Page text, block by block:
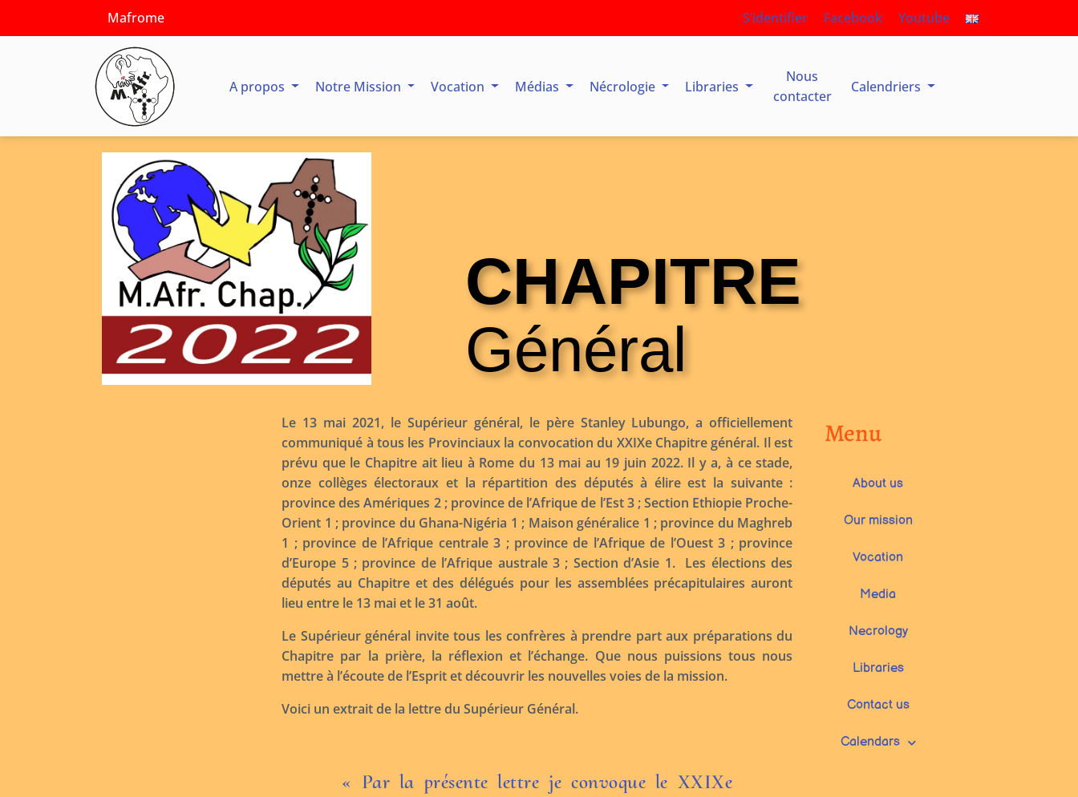
Mafrome S’identifier Facebook Youtube
A propos Notre Mission Vocation Médias Nécrologie Libraries
Nous
contacter
Calendriers
Général
CHAPITRE
Le 13 mai 2021, le Supérieur général, le père Stanley Lubungo, a officiellement
communiqué à tous les Provinciaux la convocation du XXIXe Chapitre général. Il est
prévu que le Chapitre ait lieu à Rome du 13 mai au 19 juin 2022. Il y a, à ce stade,
onze collèges électoraux et la répartition des députés à élire est la suivante :
province des Amériques 2 ; province de l’Afrique de l’Est 3 ; Section Ethiopie Proche-
Orient 1 ; province du Ghana-Nigéria 1 ; Maison généralice 1 ; province du Maghreb
1 ; province de l’Afrique centrale 3 ; province de l’Afrique de l’Ouest 3 ; province
d’Europe 5 ; province de l’Afrique australe 3 ; Section d’Asie 1. Les élections des
députés au Chapitre et des délégués pour les assemblées précapitulaires auront
lieu entre le 13 mai et le 31 août.
Le Supérieur général invite tous les confrères à prendre part aux préparations du
Chapitre par la prière, la réflexion et l’échange. Que nous puissions tous nous
mettre à l’écoute de l’Esprit et découvrir les nouvelles voies de la mission.
Voici un extrait de la lettre du Supérieur Général.
« Par la présente lettre je convoque le XXIXe
Menu
About us
Our mission
Vocation
Media
Necrology
Libraries
Contact us
Calendars